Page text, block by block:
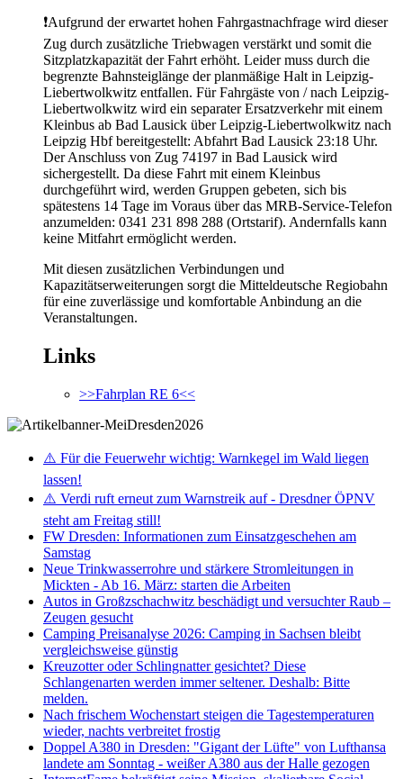
❗Aufgrund der erwartet hohen Fahrgastnachfrage wird dieser
Zug durch zusätzliche Triebwagen verstärkt und somit die
Sitzplatzkapazität der Fahrt erhöht. Leider muss durch die
begrenzte Bahnsteiglänge der planmäßige Halt in Leipzig-
Liebertwolkwitz entfallen. Für Fahrgäste von / nach Leipzig-
Liebertwolkwitz wird ein separater Ersatzverkehr mit einem
Kleinbus ab Bad Lausick über Leipzig-Liebertwolkwitz nach
Leipzig Hbf bereitgestellt: Abfahrt Bad Lausick 23:18 Uhr.
Der Anschluss von Zug 74197 in Bad Lausick wird
sichergestellt. Da diese Fahrt mit einem Kleinbus
durchgeführt wird, werden Gruppen gebeten, sich bis
spätestens 14 Tage im Voraus über das MRB-Service-Telefon
anzumelden: 0341 231 898 288 (Ortstarif). Andernfalls kann
keine Mitfahrt ermöglicht werden.
Mit diesen zusätzlichen Verbindungen und
Kapazitätserweiterungen sorgt die Mitteldeutsche Regiobahn
für eine zuverlässige und komfortable Anbindung an die
Veranstaltungen.
Links
>>Fahrplan RE 6<<
⚠️ Für die Feuerwehr wichtig: Warnkegel im Wald liegen
lassen!
⚠️ Verdi ruft erneut zum Warnstreik auf - Dresdner ÖPNV
steht am Freitag still!
FW Dresden: Informationen zum Einsatzgeschehen am
Samstag
Neue Trinkwasserrohre und stärkere Stromleitungen in
Mickten - Ab 16. März: starten die Arbeiten
Autos in Großzschachwitz beschädigt und versuchter Raub –
Zeugen gesucht
Camping Preisanalyse 2026: Camping in Sachsen bleibt
vergleichsweise günstig
Kreuzotter oder Schlingnatter gesichtet? Diese
Schlangenarten werden immer seltener. Deshalb: Bitte
melden.
Nach frischem Wochenstart steigen die Tagestemperaturen
wieder, nachts verbreitet frostig
Doppel A380 in Dresden: "Gigant der Lüfte" von Lufthansa
landete am Sonntag - weißer A380 aus der Halle gezogen